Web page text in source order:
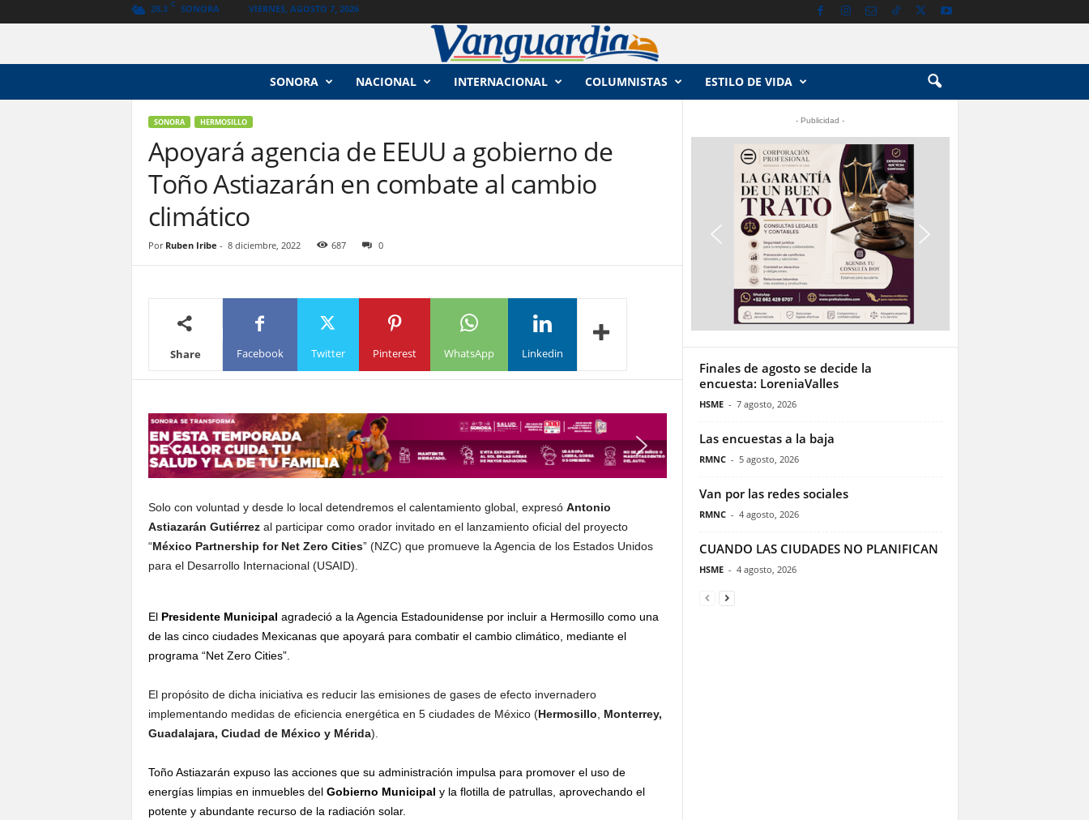
28.3 C SONORA VIERNES, AGOSTO 7, 2026
SONORA NACIONAL INTERNACIONAL COLUMNISTAS ESTILO DE VIDA
SONORA HERMOSILLO
Apoyará agencia de EEUU a gobierno de
Toño Astiazarán en combate al cambio
climático
Por Ruben Iribe - 8 diciembre, 2022 687 0
Share Facebook Twitter Pinterest WhatsApp Linkedin
Solo con voluntad y desde lo local detendremos el calentamiento global, expresó Antonio
Astiazarán Gutiérrez al participar como orador invitado en el lanzamiento oficial del proyecto
“México Partnership for Net Zero Cities” (NZC) que promueve la Agencia de los Estados Unidos
para el Desarrollo Internacional (USAID).
El Presidente Municipal agradeció a la Agencia Estadounidense por incluir a Hermosillo como una
de las cinco ciudades Mexicanas que apoyará para combatir el cambio climático, mediante el
programa “Net Zero Cities”.
El propósito de dicha iniciativa es reducir las emisiones de gases de efecto invernadero
implementando medidas de eficiencia energética en 5 ciudades de México (Hermosillo
Monterrey,
Guadalajara, Ciudad de México y Mérida).
Toño Astiazarán expuso las acciones que su administración impulsa para promover el uso de
energías limpias en inmuebles del Gobierno Municipal y la flotilla de patrullas, aprovechando el
potente y abundante recurso de la radiación solar.
- Publicidad -
Finales de agosto se decide la
encuesta: LoreniaValles
HSME - 7 agosto, 2026
Las encuestas a la baja
RMNC - 5 agosto, 2026
Van por las redes sociales
RMNC - 4 agosto, 2026
CUANDO LAS CIUDADES NO PLANIFICAN
HSME - 4 agosto, 2026